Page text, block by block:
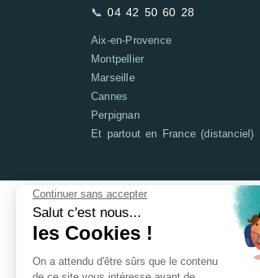
📞04 42 50 60 28
Aix-en-Provence
Montpellier
Marseille
Cannes
Perpignan
Et partout en France (distanciel)